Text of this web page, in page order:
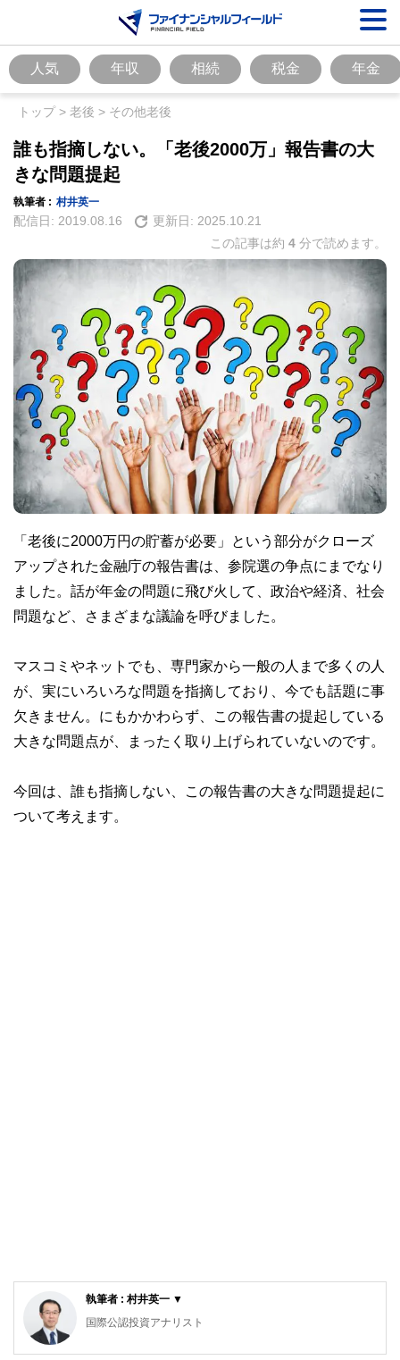
人気 年収 相続 税金 年金
トップ> 老後 > その他老後
誰も指摘しない。「老後2000万」報告書の大
きな問題提起
執筆者 : 村井英一
配信日: 2019.08.16 更新日: 2025.10.21
この記事は約 4 分で読めます。
「老後に2000万円の貯蓄が必要」という部分がクローズ
アップされた金融庁の報告書は、参院選の争点にまでなり
ました。話が年金の問題に飛び火して、政治や経済、社会
問題など、さまざまな議論を呼びました。
マスコミやネットでも、専門家から一般の人まで多くの人
が、実にいろいろな問題を指摘しており、今でも話題に事
欠きません。にもかかわらず、この報告書の提起している
大きな問題点が、まったく取り上げられていないのです。
今回は、誰も指摘しない、この報告書の大きな問題提起に
ついて考えます。
執筆者 : 村井英一 ▼
国際公認投資アナリスト
1級ファイナンシャル・プランニング技能士、日本証券アナ